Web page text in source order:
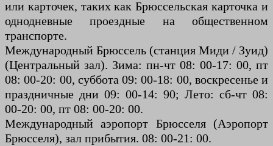
или карточек, таких как Брюссельская карточка и
однодневные проездные на общественном
транспорте.
Международный Брюссель (станция Миди / Зуид)
(Центральный зал). Зима: пн-чт 08: 00-17: 00, пт
08: 00-20: 00, суббота 09: 00-18: 00, воскресенье и
праздничные дни 09: 00-14: 90; Лето: сб-чт 08:
00-20: 00, пт 08: 00-20: 00.
Международный аэропорт Брюсселя (Аэропорт
Брюсселя), зал прибытия. 08: 00-21: 00.